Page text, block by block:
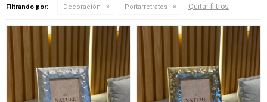
Filtrando por: Decoración Portarretratos Quitar filtros